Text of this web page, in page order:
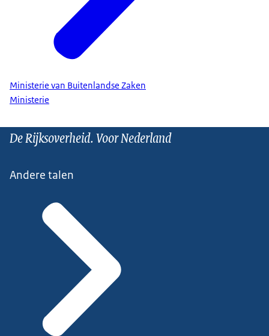
Ministerie van Buitenlandse Zaken
Ministerie
De Rijksoverheid. Voor Nederland
Andere talen